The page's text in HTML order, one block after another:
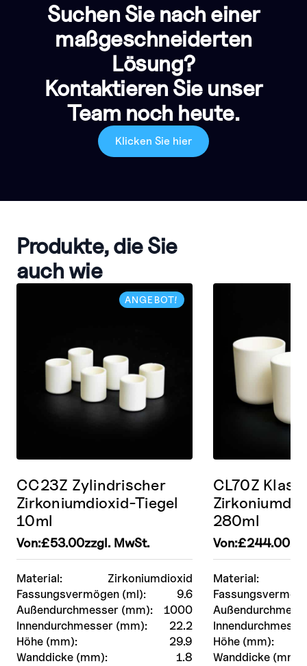
Suchen Sie nach einer
maßgeschneiderten
Lösung?
Kontaktieren Sie unser
Team noch heute.
Klicken Sie hier
Produkte, die Sie
auch wie
ANGEBOT!
Material:
Zirkoniumdioxid
Fassungsvermögen (ml):
9.6
Außendurchmesser (mm):
1000
Innendurchmesser (mm):
22.2
Höhe (mm):
29.9
Wanddicke (mm):
1.8
CC23Z Zylindrischer
Zirkoniumdioxid-Tiegel
10ml
Von:£53.00zzgl. MwSt.
Material:
Höhe (mm):
Wanddicke (mm):
CL70Z
280ml
Von:£244.00